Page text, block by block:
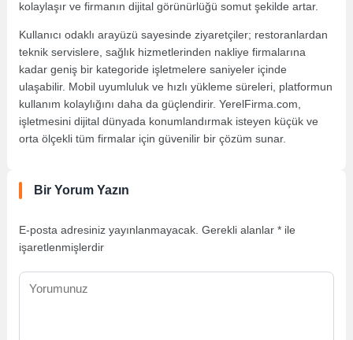
kolaylaşır ve firmanın dijital görünürlüğü somut şekilde artar.
Kullanıcı odaklı arayüzü sayesinde ziyaretçiler; restoranlardan
teknik servislere, sağlık hizmetlerinden nakliye firmalarına
kadar geniş bir kategoride işletmelere saniyeler içinde
ulaşabilir. Mobil uyumluluk ve hızlı yükleme süreleri, platformun
kullanım kolaylığını daha da güçlendirir. YerelFirma.com,
işletmesini dijital dünyada konumlandırmak isteyen küçük ve
orta ölçekli tüm firmalar için güvenilir bir çözüm sunar.
Bir Yorum Yazın
E-posta adresiniz yayınlanmayacak. Gerekli alanlar* ile
işaretlenmişlerdir